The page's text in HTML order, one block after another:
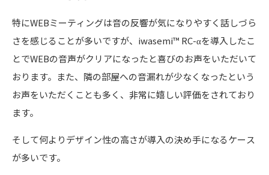
特にWEBミーティングは音の反響が気になりやすく話しづら
さを感じることが多いですが、iwasemi™ RC-αを導入したこ
とでWEBの音声がクリアになったと喜びのお声をいただいて
おります。また、隣の部屋への音漏れが少なくなったという
お声をいただくことも多く、非常に嬉しい評価をされており
ます。
そして何よりデザイン性の高さが導入の決め手になるケース
が多いです。